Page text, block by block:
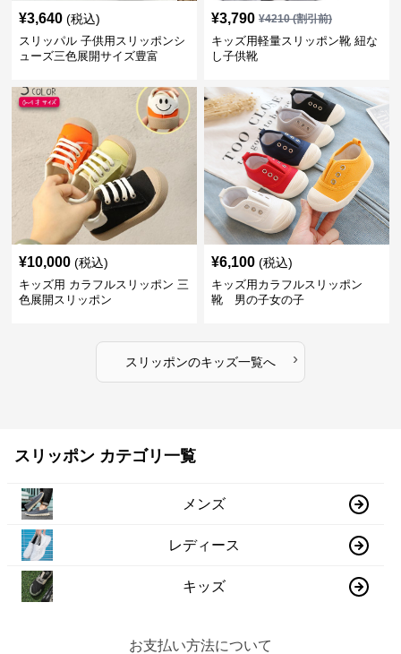
¥3,640 (税込)
スリッパル 子供用スリッポンシ
ューズ三色展開サイズ豊富
¥3,790 ¥4210(割引前)
キッズ用軽量スリッポン靴 紐な
し子供靴
¥10,000 (税込)
キッズ用 カラフルスリッポン 三
色展開スリッポン
¥6,100 (税込)
キッズ用カラフルスリッポン
靴 男の子女の子
スリッポンのキッズ一覧へ ›
スリッポン カテゴリ一覧
メンズ
レディース
キッズ
お支払い方法について